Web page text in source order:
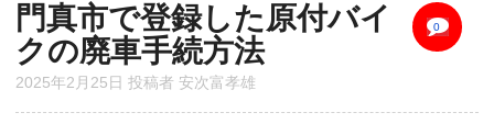
門真市で登録した原付バイ
クの廃車手続方法
2025年2月25日 投稿者安次富孝雄
0